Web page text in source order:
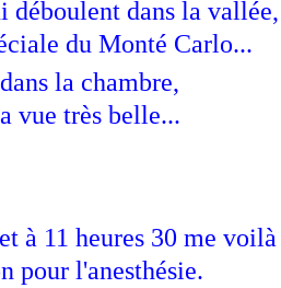
déboulent dans la vallée,
du Monté Carlo...
la chambre,
vue très belle...
à 11 heures 30 me voilà
pour l'anesthésie.